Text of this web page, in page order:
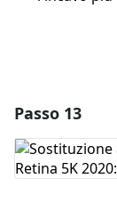
Aggiungi
Passo 13